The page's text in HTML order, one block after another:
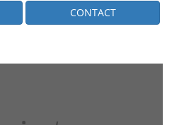
CONTACT